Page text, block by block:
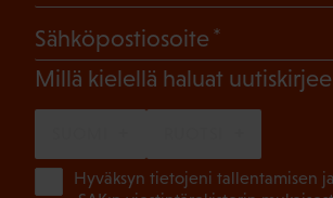
Sähköpostiosoite
Millä kielellä haluat
Hyväksyn tietojeni tallentamisen